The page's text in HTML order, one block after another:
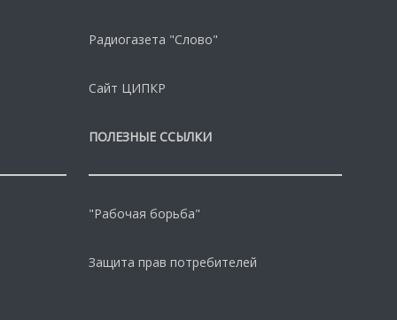
Радиогазета "Слово"
Сайт ЦИПКР
ПОЛЕЗНЫЕ ССЫЛКИ
"Рабочая борьба"
Защита прав потребителей